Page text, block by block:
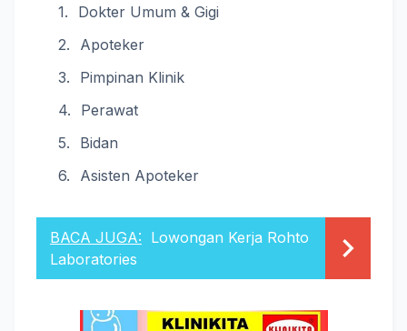
Dokter Umum & Gigi
Apoteker
Pimpinan Klinik
Perawat
Bidan
Asisten Apoteker
BACA JUGA: Lowongan Kerja Rohto
Laboratories